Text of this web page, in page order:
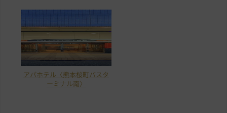
アパホテル〈熊本桜町バスタ
ーミナル南〉